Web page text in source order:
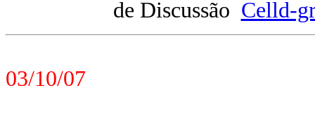
de Discussão Celld-
03/10/07